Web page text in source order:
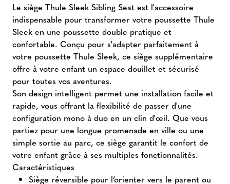
Le siège Thule Sleek Sibling Seat est l'accessoire
indispensable pour transformer votre poussette Thule
Sleek en une poussette double pratique et
confortable. Conçu pour s'adapter parfaitement à
votre poussette Thule Sleek, ce siège supplémentaire
offre à votre enfant un espace douillet et sécurisé
pour toutes vos aventures.
Son design intelligent permet une installation facile et
rapide, vous offrant la flexibilité de passer d'une
configuration mono à duo en un clin d'œil. Que vous
partiez pour une longue promenade en ville ou une
simple sortie au parc, ce siège garantit le confort de
votre enfant grâce à ses multiples fonctionnalités.
Caractéristiques
Siège réversible pour l’orienter vers le parent ou